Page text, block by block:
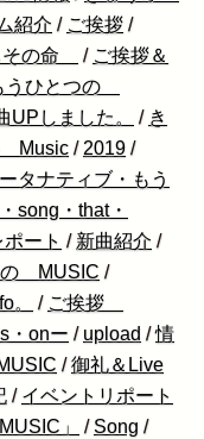
紹介 / ご挨拶 /
その命 / ご挨拶＆
うひとつの
UPしました。 / き
Music / 2019 /
タナティブ・もう
song・that・
ート / 新曲紹介 /
の MUSIC /
。 / ご挨拶
・onー / upload /情
/御礼＆Live
/ イベントリポート
」 /Song /